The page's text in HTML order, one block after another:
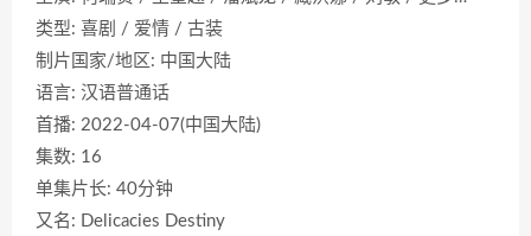
类型: 喜剧 / 爱情 / 古装
制片国家/地区: 中国大陆
语言: 汉语普通话
首播: 2022-04-07(中国大陆)
集数: 16
单集片长: 40分钟
又名: Delicacies Destiny